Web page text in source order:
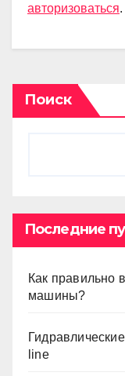
авторизоваться.
Поиск
Последние
Как правильно
машины?
line